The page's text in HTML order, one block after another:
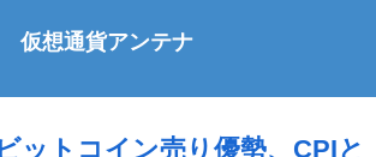
仮想通貨アンテナ
ビットコイン売り優勢、CPIと